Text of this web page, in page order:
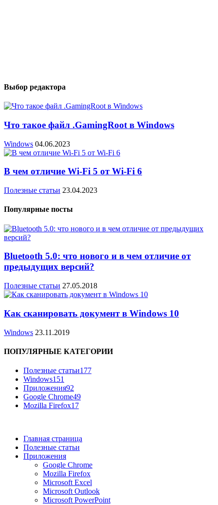
Выбор редактора
Что такое файл .GamingRoot в Windows
Windows 04.06.2023
В чем отличие Wi-Fi 5 от Wi-Fi 6
Полезные статьи 23.04.2023
Популярные посты
Bluetooth 5.0: что нового и в чем отличие от
предыдущих версий?
Полезные статьи 27.05.2018
Как сканировать документ в Windows 10
Windows 23.11.2019
ПОПУЛЯРНЫЕ КАТЕГОРИИ
Полезные статьи177
Windows151
Приложения92
Google Chrome49
Mozilla Firefox17
Главная страница
Полезные статьи
Приложения
Google Chrome
Mozilla Firefox
Microsoft Excel
Microsoft Outlook
Microsoft PowerPoint